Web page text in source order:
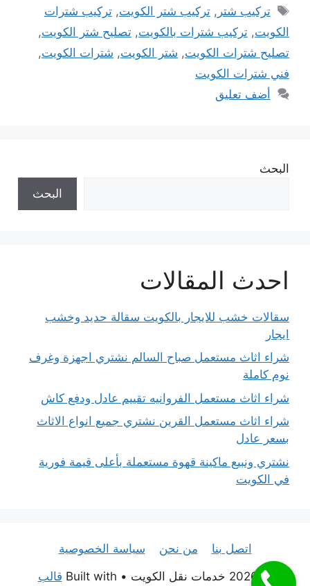
الوسوم
تركيب شتر ,تركيب شتر الكويت,تركيب شترات
الكويت, تركيب شترات بالكويت, تصليح شتر الكويت,
تصليح شترات الكويت, شتر الكويت, شترات الكويت,
فني شترات الكويت
أضف تعليق
البحث
البحث
احدث المقالات
سقالات خشب للايجار بالكويت سقالة حديد وخشب
ايجار
شراء اثاث مستعمل صباح السالم نشتري اجهزة وغرف
نوم كاملة
شراء اثاث مستعمل الفروانيه تقييم عادل ودفع كاش
شراء اثاث مستعمل القرين نشتري جميع انواع الاثاث
بسعر عادل
نشتري ونبيع ماكينة قهوة مستعملة بأعلى قيمة فورية
في الكويت
اتصل بنا من نحن
سياسة الخصوصية
© 2026 خدمات نقل الكويت
• Built with قالب